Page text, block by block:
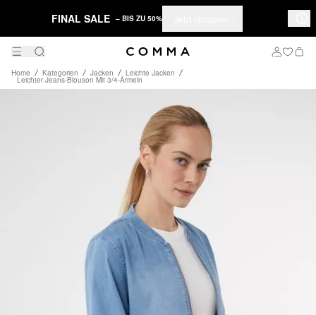
FINAL SALE – BIS ZU 50%
Home Kategorien Jacken Leichte Jacken
Leichter Jeans-Blouson Mit 3/4-Ärmeln